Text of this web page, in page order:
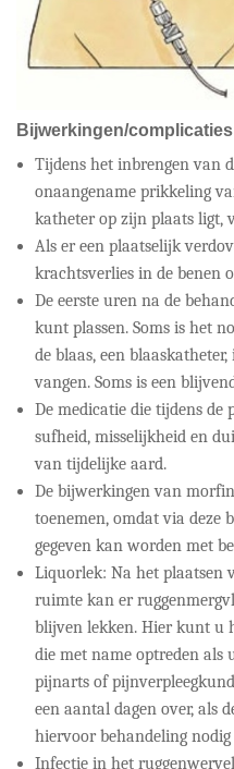
Bijwerkingen/complicaties
Tijdens het inbrengen van
onaangename prikkeling
katheter op zijn plaats ligt,
Als er een plaatselijk
krachtsverlies in de benen
De eerste uren na de
kunt plassen. Soms is het
de blaas, een
vangen. Soms is een
De medicatie die tijdens de
sufheid, misselijkheid en
van tijdelijke aard.
De bijwerkingen van
toenemen, omdat via deze
gegeven kan worden met
Liquorlek: Na het plaatsen
ruimte kan er
blijven lekken. Hier kunt u
die met name optreden als
pijnarts of
een aantal dagen over, als
hiervoor behandeling
Infectie in het